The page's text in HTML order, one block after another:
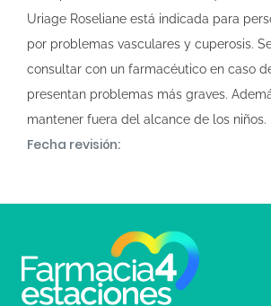
Uriage Roseliane está indicada para
por problemas vasculares y cuperosis.
consultar con un farmacéutico en caso
presentan problemas más graves.
mantener fuera del alcance de los niños.
Fecha revisión: